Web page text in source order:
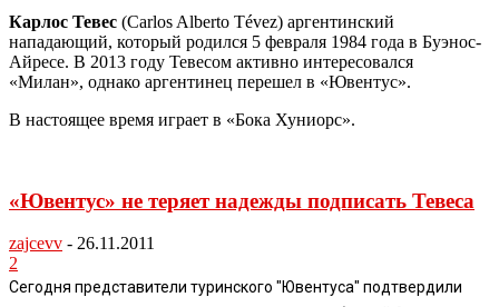
Карлос Тевес (Carlos Alberto Tévez) аргентинский
нападающий, который родился 5 февраля 1984 года в Буэнос-
Айресе. В 2013 году Тевесом активно интересовался
«Милан», однако аргентинец перешел в «Ювентус».
В настоящее время играет в «Бока Хуниорс».
«Ювентус» не теряет надежды подписать Тевеса
zajcevv - 26.11.2011
2
Сегодня представители туринского "Ювентуса" подтвердили